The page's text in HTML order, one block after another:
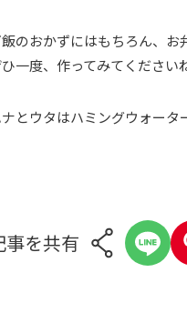
飯のおかずにはもちろん、お
一度、作ってみてください
とウタはハミングウォー
事を共有